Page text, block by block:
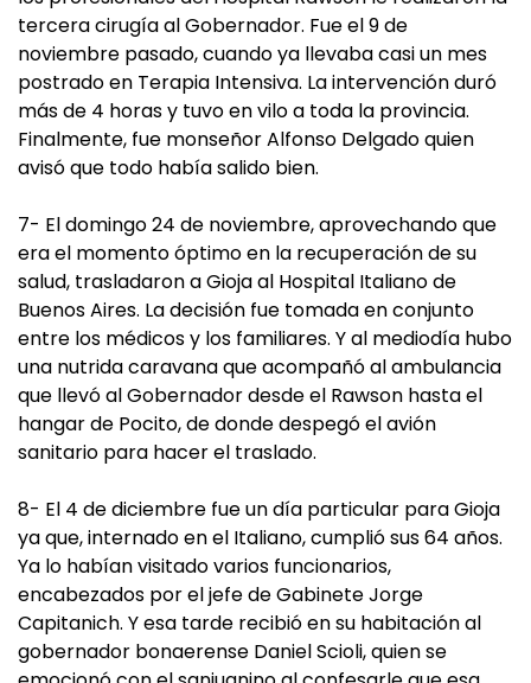
tercera cirugía al Gobernador. Fue el 9 de
noviembre pasado, cuando ya llevaba casi un mes
postrado en Terapia Intensiva. La intervención duró
más de 4 horas y tuvo en vilo a toda la provincia.
Finalmente, fue monseñor Alfonso Delgado quien
avisó que todo había salido bien.
7- El domingo 24 de noviembre, aprovechando que
era el momento óptimo en la recuperación de su
salud, trasladaron a Gioja al Hospital Italiano de
Buenos Aires. La decisión fue tomada en conjunto
entre los médicos y los familiares. Y al mediodía hubo
una nutrida caravana que acompañó al ambulancia
que llevó al Gobernador desde el Rawson hasta el
hangar de Pocito, de donde despegó el avión
sanitario para hacer el traslado.
8- El 4 de diciembre fue un día particular para Gioja
ya que, internado en el Italiano, cumplió sus 64 años.
Ya lo habían visitado varios funcionarios,
encabezados por el jefe de Gabinete Jorge
Capitanich. Y esa tarde recibió en su habitación al
gobernador bonaerense Daniel Scioli, quien se